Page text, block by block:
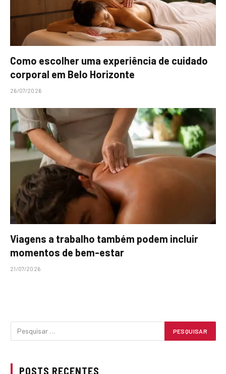
Como escolher uma experiência de cuidado
corporal em Belo Horizonte
26/07/2026
Viagens a trabalho também podem incluir
momentos de bem-estar
21/07/2026
POSTS RECENTES